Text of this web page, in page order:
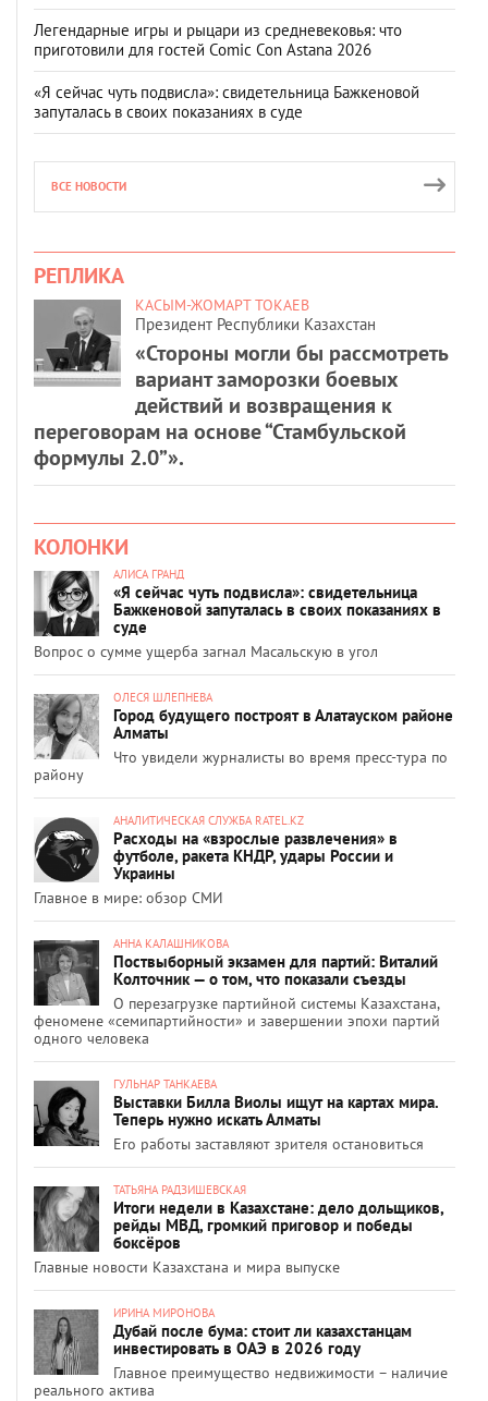
Легендарные игры и рыцари из средневековья: что
приготовили для гостей Comic Con Astana 2026
«Я сейчас чуть подвисла»: свидетельница Бажкеновой
запуталась в своих показаниях в суде
ВСЕ НОВОСТИ
РЕПЛИКА
КАСЫМ-ЖОМАРТ ТОКАЕВ
Президент Республики Казахстан
«Стороны могли бы рассмотреть
вариант заморозки боевых
действий и возвращения к
переговорам на основе “Стамбульской
формулы 2.0”».
КОЛОНКИ
АЛИСА ГРАНД
«Я сейчас чуть подвисла»: свидетельница
Бажкеновой запуталась в своих показаниях в
суде
Вопрос о сумме ущерба загнал Масальскую в угол
ОЛЕСЯ ШЛЕПНЕВА
Город будущего построят в Алатауском районе
Алматы
Что увидели журналисты во время пресс-тура по
району
АНАЛИТИЧЕСКАЯ СЛУЖБА RATEL.KZ
Расходы на «взрослые развлечения» в
футболе, ракета КНДР, удары России и
Украины
Главное в мире: обзор СМИ
АННА КАЛАШНИКОВА
Поствыборный экзамен для партий: Виталий
Колточник — о том, что показали съезды
О перезагрузке партийной системы Казахстана,
феномене «семипартийности» и завершении эпохи партий
одного человека
ГУЛЬНАР ТАНКАЕВА
Выставки Билла Виолы ищут на картах мира.
Теперь нужно искать Алматы
Его работы заставляют зрителя остановиться
ТАТЬЯНА РАДЗИШЕВСКАЯ
Итоги недели в Казахстане: дело дольщиков,
рейды МВД, громкий приговор и победы
боксёров
Главные новости Казахстана и мира выпуске
ИРИНА МИРОНОВА
Дубай после бума: стоит ли казахстанцам
инвестировать в ОАЭ в 2026 году
Главное преимущество недвижимости – наличие
реального актива